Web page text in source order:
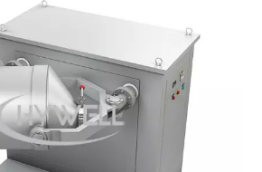
də əsas toz qarışdırıcıda
premiks istehsal edildikdə
Bundan əlavə, məhsulun rulmanla
və ya daşıyıcı möhürlə təmasda
mənbəyini aradan qaldırdığı
durğun məhsul, sürtgü yağı və
aşınması) qeyd edilməlidir.
üçün qarışdırma vaxtı adətən